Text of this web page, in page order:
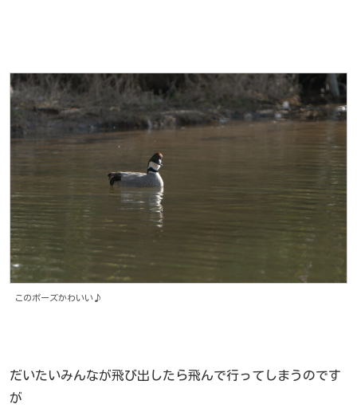
このポーズかわいい♪
だいたいみんなが飛び出したら飛んで行ってしまうのです
が